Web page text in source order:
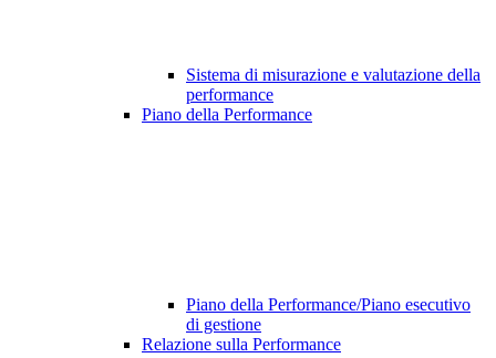
Sistema di misurazione e valutazione della
performance
Piano della Performance
Piano della Performance/Piano esecutivo
di gestione
Relazione sulla Performance